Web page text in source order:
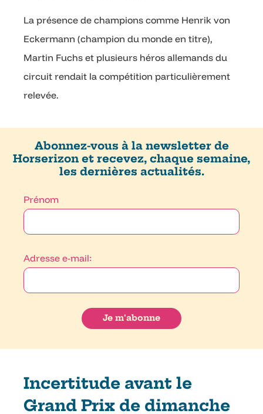
La présence de champions comme Henrik von
Eckermann (champion du monde en titre),
Martin Fuchs et plusieurs héros allemands du
circuit rendait la compétition particulièrement
relevée.
Abonnez-vous à la newsletter de
Horserizon et recevez, chaque semaine,
les dernières actualités.
Prénom
Adresse e-mail:
Incertitude avant le
Grand Prix de dimanche